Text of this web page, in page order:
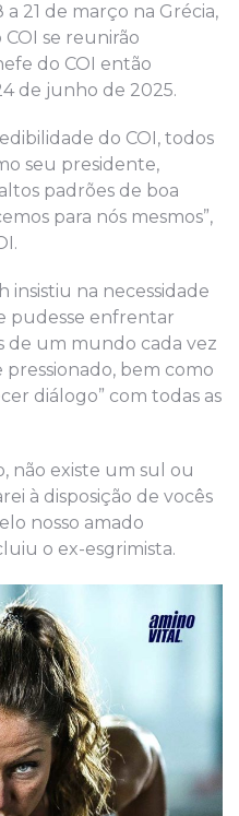
a 21 de março na Grécia,
se reunirão
do COI então
de junho de 2025.
do COI, todos
seu presidente,
padrões de boa
para nós mesmos”,
.
insistiu na necessidade
pudesse enfrentar
de um mundo cada vez
bem como
diálogo” com todas as
não existe um sul ou
à disposição de vocês
nosso amado
o ex-esgrimista.